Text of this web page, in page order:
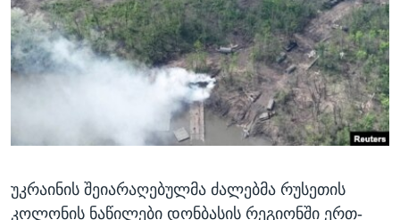
ᲡᲢᲣᲓᲘᲐ ᲕᲐᲨᲘᲜᲒᲢᲝᲜᲘ
ᲔᲙᲝᲜᲝᲛᲘᲙᲐ
ᲯᲐᲜᲛᲠᲗᲔᲚᲝᲑᲐ
ᲒᲐᲚᲘᲚᲔᲝ
Learning English
უკრაინის შეიარაღებულმა ძალებმა რუსეთის
კოლონის ნაწილები დონბასის რეგიონში ერთ-